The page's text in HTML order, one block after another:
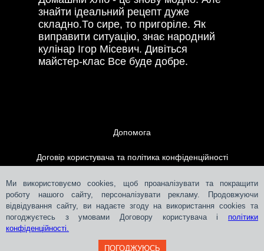
Ми використовуємо cookies, щоб проаналізувати та покращити
роботу нашого сайту, персоналізувати рекламу. Продовжуючи
відвідування сайту, ви надаєте згоду на використання cookies та
погоджуєтесь з умовами Договору користувача і політики
конфіденційності.
ПОГОДЖУЮСЬ
знайти ідеальний рецепт дуже
складно.То сире, то пригоріле. Як
виправити ситуацію, знає народний
кулінар Ігор Місевич. Дивіться
майстер-клас Все буде добре.
Допомога
Договір користувача та політика конфіденційності
Контакти
Розміщення реклами